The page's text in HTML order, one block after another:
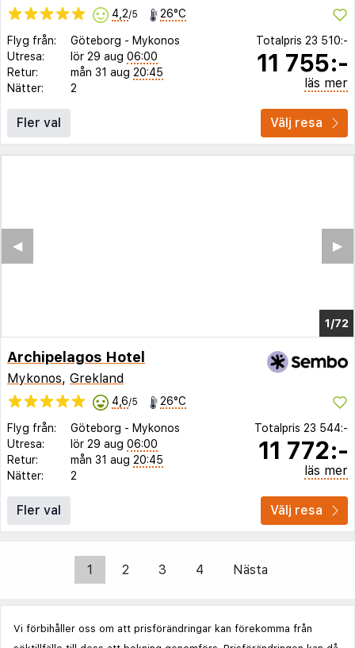
4,2/5 26°C
Flyg från: Göteborg - Mykonos
Utresa:
lör 29 aug 06:00
Retur:
mån 31 aug 20:45
Nätter:
2
Totalpris 23 510:-
11 755:-
läs mer
Fler val Välj resa
1/68
▶︎
◀︎
Archipelagos Hotel
Mykonos, Grekland
4,6/5 26°C
Flyg från: Göteborg - Mykonos
Utresa:
lör 29 aug 06:00
Retur:
mån 31 aug 20:45
Nätter:
2
Totalpris 23 544:-
11 772:-
läs mer
Fler val Välj resa
1 2 3 4 Nästa
Vi förbihåller oss om att prisförändringar kan förekomma från